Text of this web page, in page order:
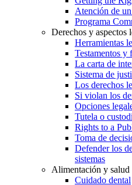
Atención de
Programa
Derechos y aspectos
Herramientas
Testamentos y
La carta de
Sistema de
Los derechos
Si violan los
Opciones
Tutela o
Rights to a
Toma de
Defender los
sistemas
Alimentación y salud
Cuidado dental